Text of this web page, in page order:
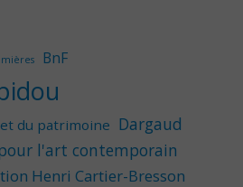
BnF
du patrimoine Dargaud
l'art contemporain
Henri Cartier-Bresson